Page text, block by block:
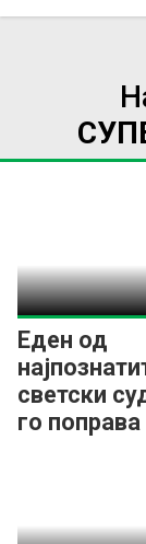
Еден од
светски
го поправа